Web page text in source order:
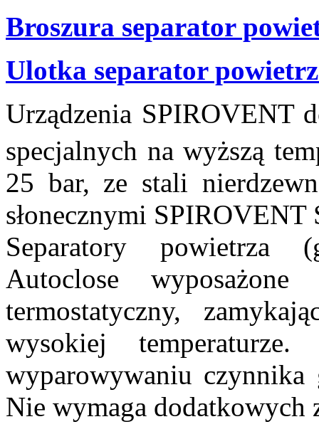
Broszura separator
Ulotka separator
Urządzenia SPIROVENT
specjalnych na wyższą
25 bar, ze stali
słonecznymi SPIROVENT
Separatory powietrza
Autoclose
termostatyczny,
wysokiej
wyparowywaniu czynnika
Nie wymaga dodatkowych